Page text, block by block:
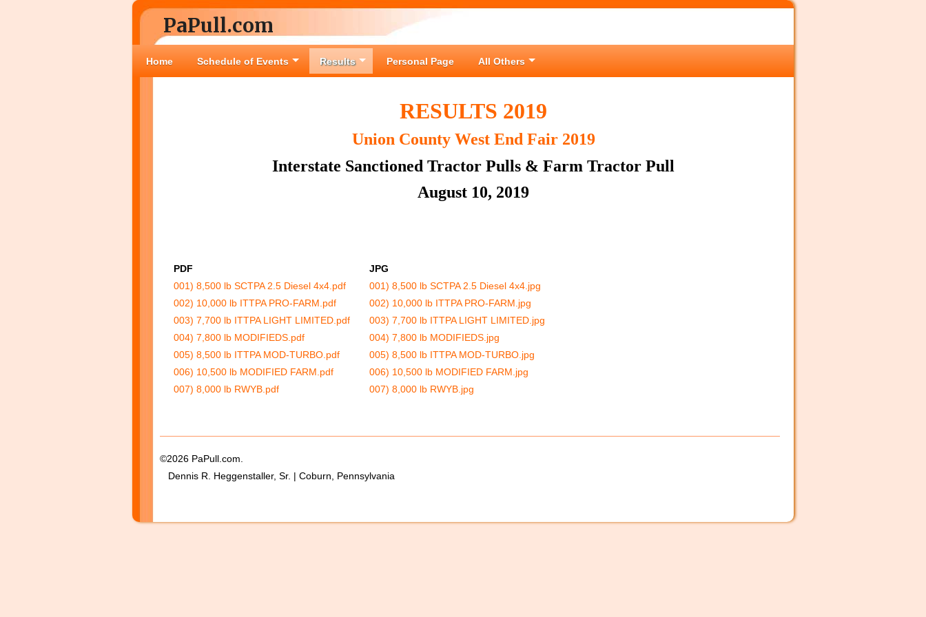
PaPull.com
Home Schedule of Events Results Personal Page All Others
RESULTS 2019
Union County West End Fair 2019
Interstate Sanctioned Tractor Pulls & Farm Tractor Pull
August 10, 2019
PDF
JPG
001) 8,500 lb SCTPA 2.5 Diesel 4x4.pdf
001) 8,500 lb SCTPA 2.5 Diesel 4x4.jpg
002) 10,000 lb ITTPA PRO-FARM.pdf
002) 10,000 lb ITTPA PRO-FARM.jpg
003) 7,700 lb ITTPA LIGHT LIMITED.pdf
003) 7,700 lb ITTPA LIGHT LIMITED.jpg
004) 7,800 lb MODIFIEDS.pdf
004) 7,800 lb MODIFIEDS.jpg
005) 8,500 lb ITTPA MOD-TURBO.pdf
005) 8,500 lb ITTPA MOD-TURBO.jpg
006) 10,500 lb MODIFIED FARM.pdf
006) 10,500 lb MODIFIED FARM.jpg
007) 8,000 lb RWYB.pdf
007) 8,000 lb RWYB.jpg
©2026 PaPull.com.
Dennis R. Heggenstaller, Sr. | Coburn, Pennsylvania